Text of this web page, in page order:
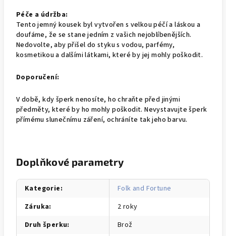
Péče a údržba:
Tento jemný kousek byl vytvořen s velkou péčí a láskou a
doufáme, že se stane jedním z vašich nejoblíbenějších.
Nedovolte, aby přišel do styku s vodou, parfémy,
kosmetikou a dalšími látkami, které by jej mohly poškodit.
Doporučení:
V době, kdy šperk nenosíte, ho chraňte před jinými
předměty, které by ho mohly poškodit. Nevystavujte šperk
přímému slunečnímu záření, ochráníte tak jeho barvu.
Doplňkové parametry
Kategorie:
Folk and Fortune
Záruka:
2 roky
Druh šperku:
Brož